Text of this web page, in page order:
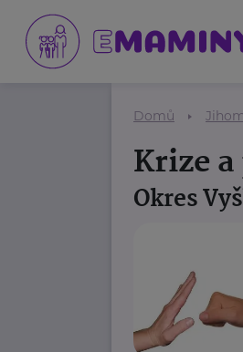
Domů
Krize
Okres